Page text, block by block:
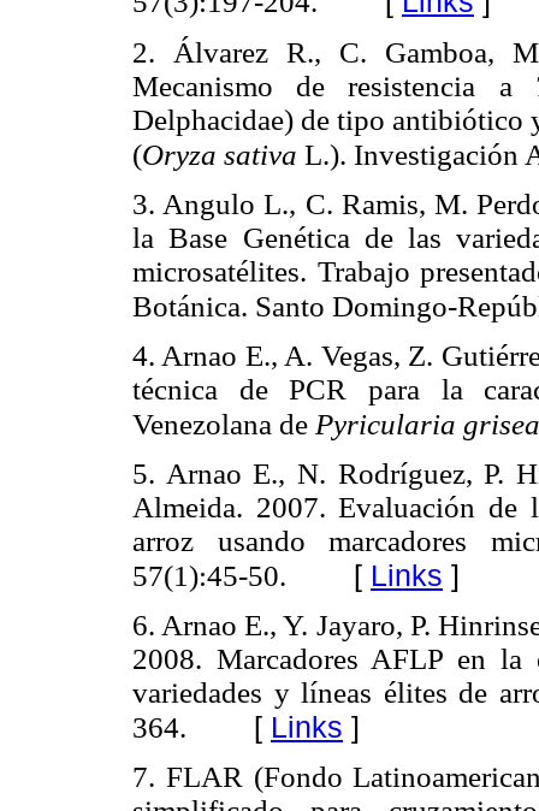
2. Álvarez R., C. Gamboa,
Mecanismo de resistencia a
Delphacidae) de tipo antibiótico
(Oryza sativa L.). Investigación
3. Angulo L., C. Ramis, M.
la Base Genética de las
microsatélites. Trabajo
Botánica. Santo Domingo-
4. Arnao E., A. Vegas, Z.
técnica de PCR para la
Venezolana de Pyricularia grisea
5. Arnao E., N. Rodríguez, P.
Almeida. 2007. Evaluación de
arroz usando marcadores
57(1):45-50. [ Links ]
6. Arnao E., Y. Jayaro, P.
2008. Marcadores AFLP en
variedades y líneas élites de
364. [ Links ]
7. FLAR (Fondo